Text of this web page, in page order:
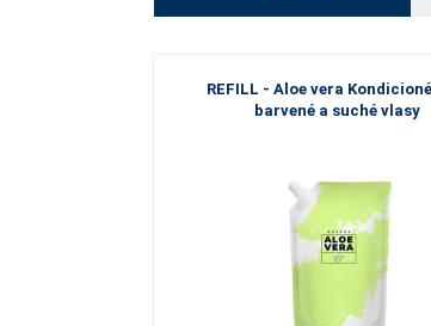
REFILL - Aloe vera
barvené a suché vlasy